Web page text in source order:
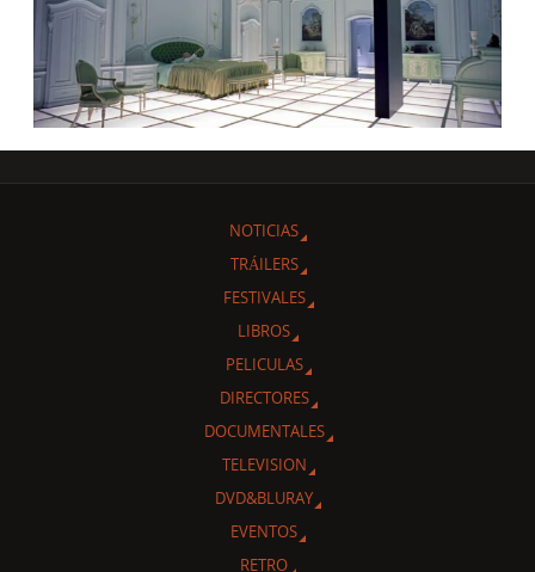
NOTICIAS
TRÁILERS
FESTIVALES
LIBROS
PELICULAS
DIRECTORES
DOCUMENTALES
TELEVISION
DVD&BLURAY
EVENTOS
RETRO